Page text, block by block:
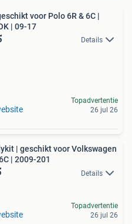
voor Polo 6R & 6C |
| 09-17
Details
Topadvertentie
26 jul 26
| geschikt voor Volkswagen
| 2009-201
Details
Topadvertentie
26 jul 26